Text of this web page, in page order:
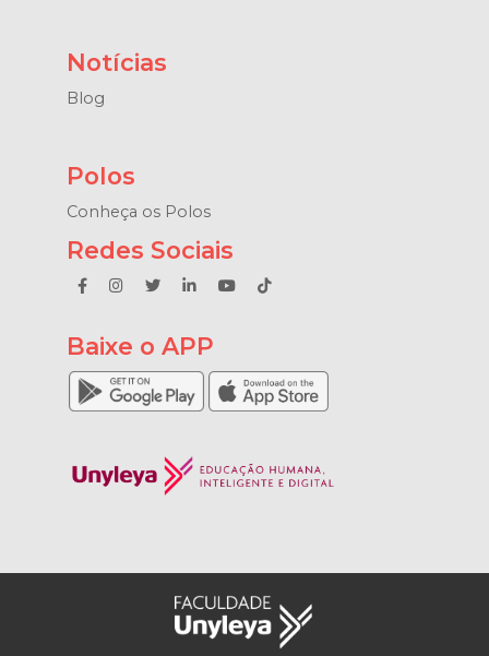
Notícias
Blog
Polos
Conheça os Polos
Redes Sociais
Baixe o APP